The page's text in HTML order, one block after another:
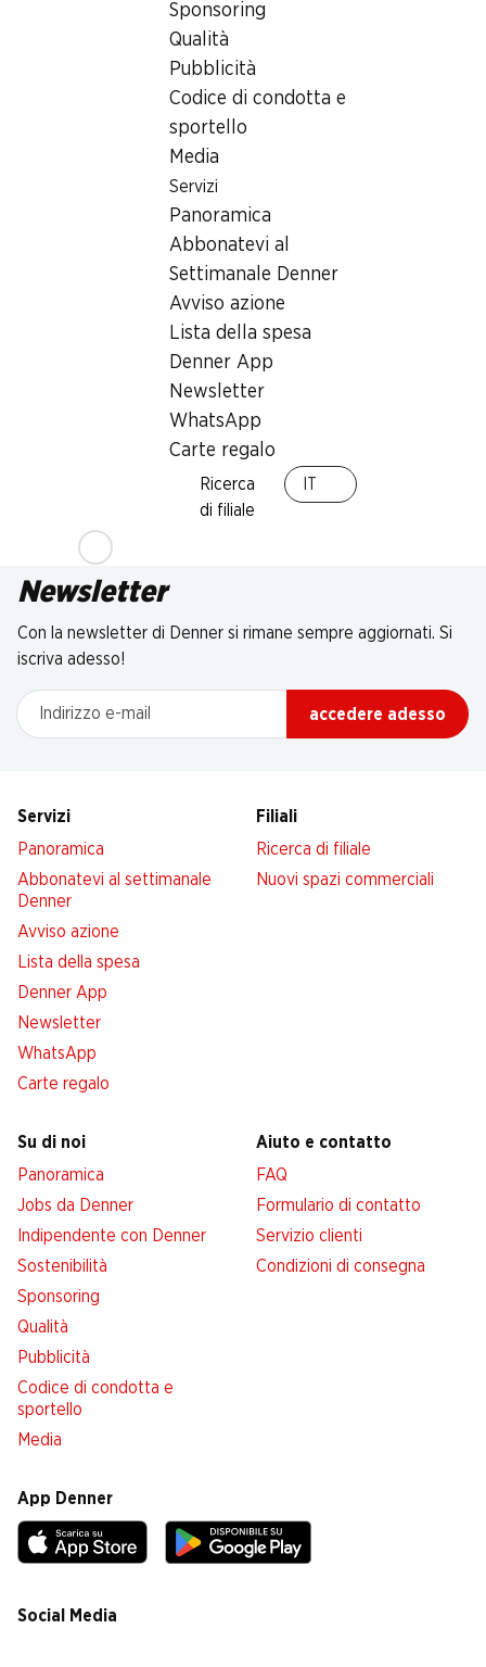
Sponsoring
Qualità
Pubblicità
Codice di condotta e
sportello
Media
Servizi
Panoramica
Abbonatevi al
Settimanale Denner
Avviso azione
Lista della spesa
Denner App
Newsletter
WhatsApp
Carte regalo
Ricerca
di filiale
Prelievo di contanti con Post-Card / M-
Newsletter
Con la newsletter di Denner si rimane sempre aggiornati. Si
iscriva adesso!
Indirizzo e-mail
accedere adesso
Servizi
Panoramica
Abbonatevi al settimanale
Denner
Avviso azione
Lista della spesa
Denner App
Newsletter
WhatsApp
Carte regalo
Filiali
Ricerca di filiale
Nuovi spazi commerciali
Su di noi
Panoramica
Jobs da Denner
Indipendente con Denner
Sostenibilità
Sponsoring
Qualità
Pubblicità
Codice di condotta e
sportello
Media
Aiuto e contatto
FAQ
Formulario di contatto
Servizio clienti
Condizioni di consegna
App Denner
Social Media